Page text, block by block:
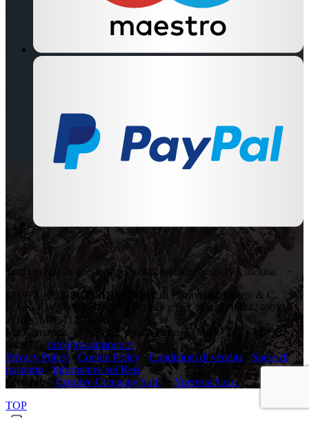
Tutti i prezzi su questo sito sono da intendersi con IVA inclusa.
© 1978 - 2026ROSSINI SPORT di Parravicini Alberto & C.
S.A.S. P.IVA: 00899350961 - C.F. e n.iscr. al R. I.: 08242460155 -
n. Rea: MB – 1210641
Via Comasina, 11 - 20843 Verano Brianza (MB) - Tel: +39 0362
900912 - info@rossinisport.it
Privacy Policy -Cookie Policy -Condizioni di vendita
Spese di
trasporto - Informativa sui Resi
Credits by: Creative Company S.r.l. &Yperesia S.n.c.
TOP